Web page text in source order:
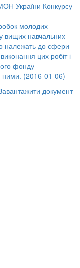
України Конкурсу
молодих
вищих навчальних
належать до сфери
цих робіт і
фонду
ними. (2016-01-06)
документ